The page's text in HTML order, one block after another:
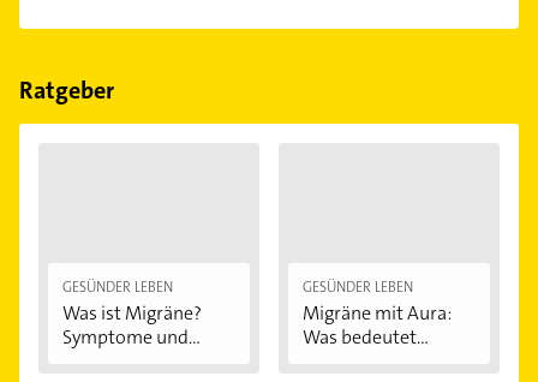
Im Anbieter-Bereich finden Sie alleÖffnungszeiten.
Feiertagen abweichen können.
Ratgeber
GESÜNDER LEBEN
Was ist Migräne?
Symptome und...
GESÜNDER LEBEN
Migräne mit Aura:
Was bedeutet...